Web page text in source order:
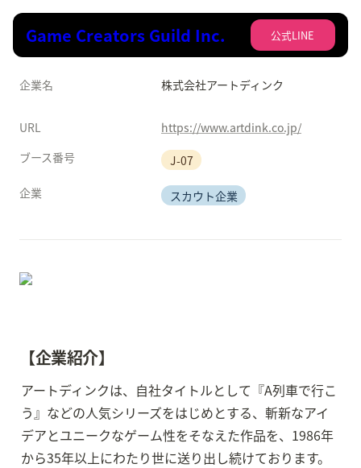
Game Creators Guild Inc. 公式LINE
企業名 株式会社アートディンク
URL
https://www.artdink.co.jp/
ブース番号
J-07
企業 スカウト企業
【企業紹介】
アートディンクは、自社タイトルとして『A列車で行こ
う』などの人気シリーズをはじめとする、斬新なアイ
デアとユニークなゲーム性をそなえた作品を、1986年
から35年以上にわたり世に送り出し続けております。